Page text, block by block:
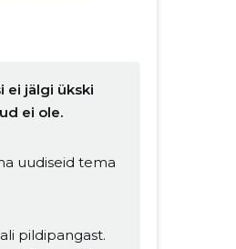
ei jälgi ükski
ei ole.
uudiseid tema
pildipangast.